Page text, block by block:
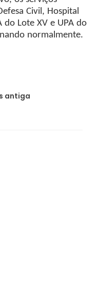
Civil, Hospital
Lote XV e UPA do
normalmente.
antiga